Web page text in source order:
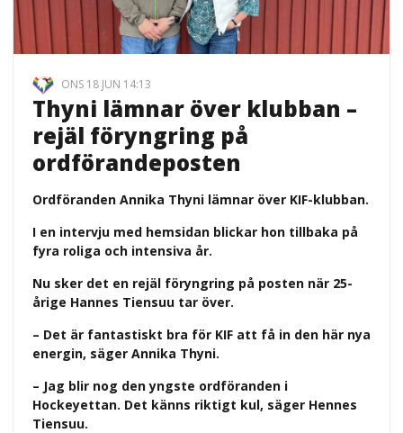
ONS 18 JUN 14:13
Thyni lämnar över klubban –
rejäl föryngring på
ordförandeposten
Ordföranden Annika Thyni lämnar över KIF-klubban.
I en intervju med hemsidan blickar hon tillbaka på
fyra roliga och intensiva år.
Nu sker det en rejäl föryngring på posten när 25-
årige Hannes Tiensuu tar över.
– Det är fantastiskt bra för KIF att få in den här nya
energin, säger Annika Thyni.
– Jag blir nog den yngste ordföranden i
Hockeyettan. Det känns riktigt kul, säger Hennes
Tiensuu.